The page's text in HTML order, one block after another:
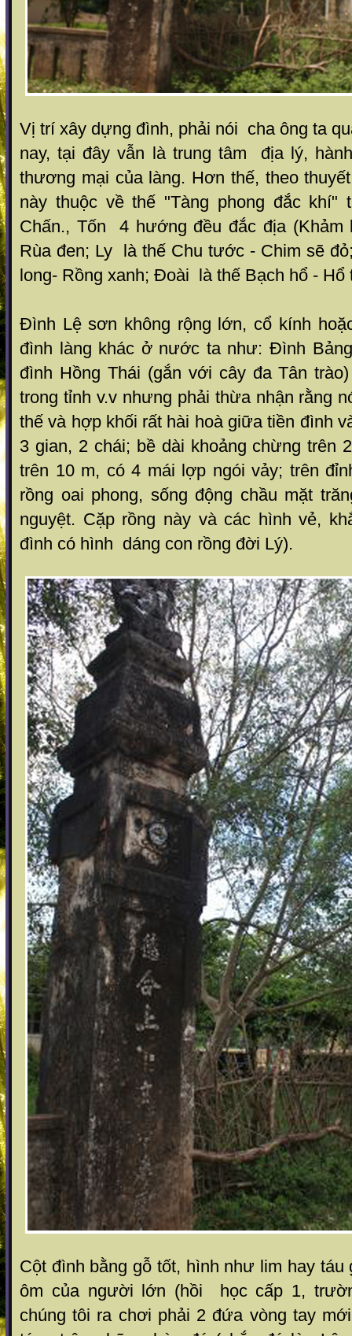
Vị trí xây dựng đình, phải nói cha ông ta
nay, tại đây vẫn là trung tâm địa lý,
thương mại của làng. Hơn thế, theo
này thuộc về thế "Tàng phong đắc khí"
Chấn., Tốn 4 hướng đều đắc địa (Khảm
Rùa đen; Ly là thế Chu tước - Chim sẽ
long- Rồng xanh; Đoài là thế Bạch hổ - Hổ
Đình Lệ sơn không rộng lớn, cổ kính
đình làng khác ở nước ta như: Đình
đình Hồng Thái (gắn với cây đa Tân
trong tỉnh v.v nhưng phải thừa nhận rằng
thế và hợp khối rất hài hoà giữa tiền đình
3 gian, 2 chái; bề dài khoảng chừng trên
trên 10 m, có 4 mái lợp ngói vảy; trên
rồng oai phong, sống động chầu mặt
nguyệt. Cặp rồng này và các hình vẻ,
đình có hình dáng con rồng đời Lý).
Cột đình bằng gỗ tốt, hình như lim hay
ôm của người lớn (hồi học cấp 1,
chúng tôi ra chơi phải 2 đứa vòng tay